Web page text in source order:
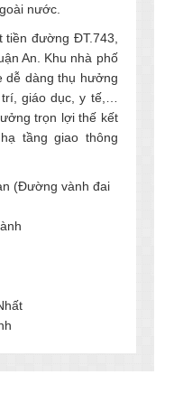
nước.
đường ĐT.743,
An. Khu nhà phố
dễ dàng thụ hưởng
giáo dục, y tế,…
trọn lợi thế kết
tầng giao thông
(Đường vành đai